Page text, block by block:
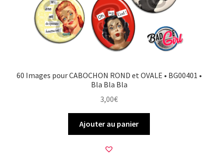
60 Images pour CABOCHON ROND et OVALE • BG00401 •
Bla Bla Bla
3,00€
Ajouter au panier